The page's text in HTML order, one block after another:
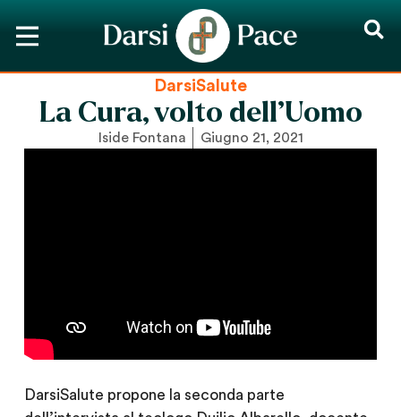
DarsiSalute
La Cura, volto dell’Uomo
Iside Fontana Giugno 21, 2021
DarsiSalute propone la seconda parte